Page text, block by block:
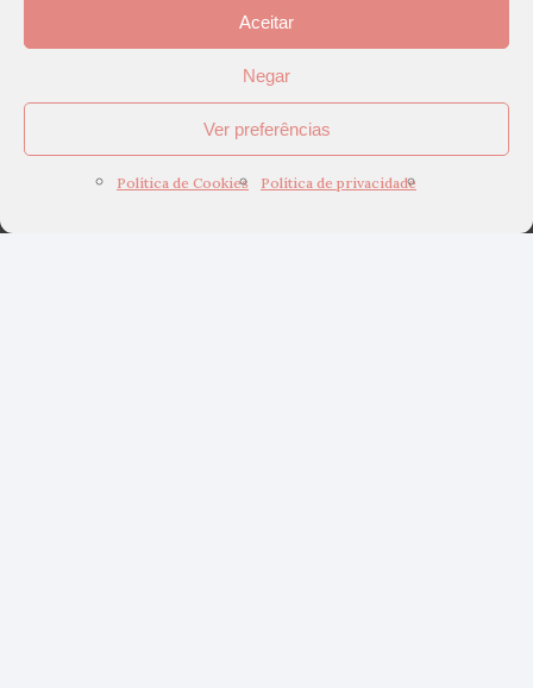
Aceitar
Negar
Ver preferências
Política de Cookies Política de privacidade